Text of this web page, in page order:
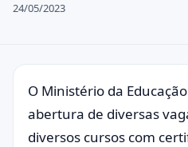
24/05/2023
O Ministério da
abertura de diversas
diversos cursos com